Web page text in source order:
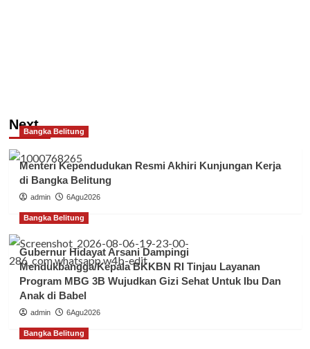
NextBangka Belitung
Menteri Kependudukan Resmi Akhiri Kunjungan Kerja
di Bangka Belitung
admin 6Agu2026
Bangka Belitung
Gubernur Hidayat Arsani Dampingi
Mendukbangga/Kepala BKKBN RI Tinjau Layanan
Program MBG 3B Wujudkan Gizi Sehat Untuk Ibu Dan
Anak di Babel
admin 6Agu2026
Bangka Belitung